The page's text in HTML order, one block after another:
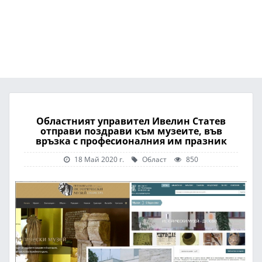
Областният управител Ивелин Статев
отправи поздрави към музеите, във
връзка с професионалния им празник
18 Май 2020 г. Област 850